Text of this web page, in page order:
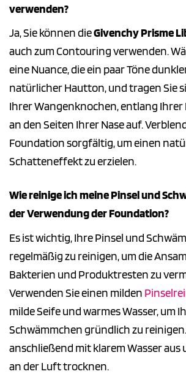
verwenden?
Ja, Sie können dieGivenchy Prisme
auch zum Contouring verwenden.
eine Nuance, die ein paar Töne
natürlicher Hautton, und tragen Sie
Ihrer Wangenknochen, entlang
an den Seiten Ihrer Nase auf.
Foundation sorgfältig, um einen
Schatteneffekt zu erzielen.
Wie reinige ich meine Pinsel und
der Verwendung der Foundation?
Es ist wichtig, Ihre Pinsel und
regelmäßig zu reinigen, um die
Bakterien und Produktresten zu
Verwenden Sie einen milden
milde Seife und warmes Wasser, um
Schwämmchen gründlich zu
anschließend mit klarem Wasser aus
an der Luft trocknen.